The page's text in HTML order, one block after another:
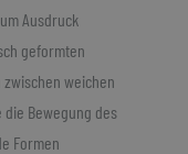
Ausdruck
geformten
weichen
die Bewegung des
Formen